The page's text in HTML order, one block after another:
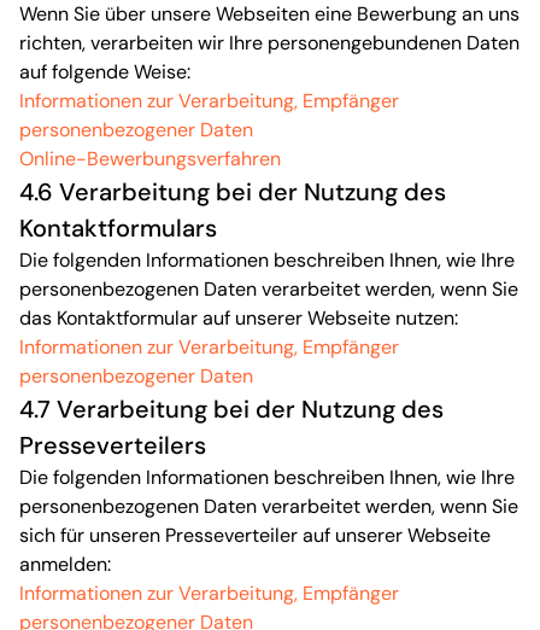
Wenn Sie über unsere Webseiten eine Bewerbung an uns
richten, verarbeiten wir Ihre personengebundenen Daten
auf folgende Weise:
Informationen zur Verarbeitung, Empfänger
personenbezogener Daten
Online-Bewerbungsverfahren
4.6 Verarbeitung bei der Nutzung des
Kontaktformulars
Die folgenden Informationen beschreiben Ihnen, wie Ihre
personenbezogenen Daten verarbeitet werden, wenn Sie
das Kontaktformular auf unserer Webseite nutzen:
Informationen zur Verarbeitung, Empfänger
personenbezogener Daten
4.7 Verarbeitung bei der Nutzung des
Presseverteilers
Die folgenden Informationen beschreiben Ihnen, wie Ihre
personenbezogenen Daten verarbeitet werden, wenn Sie
sich für unseren Presseverteiler auf unserer Webseite
anmelden:
Informationen zur Verarbeitung, Empfänger
personenbezogener Daten